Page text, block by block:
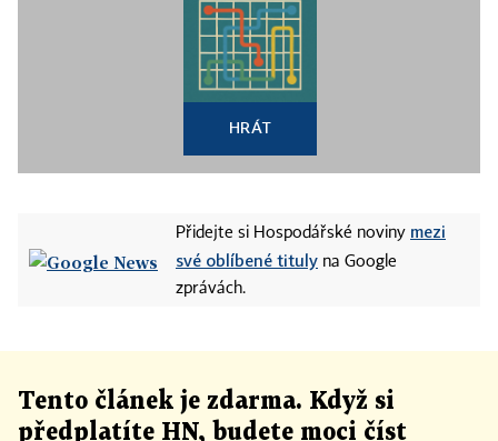
HRÁT
Přidejte si Hospodářské noviny mezi
své oblíbené tituly na Google
zprávách.
Tento článek je zdarma. Když si
předplatíte HN, budete moci číst